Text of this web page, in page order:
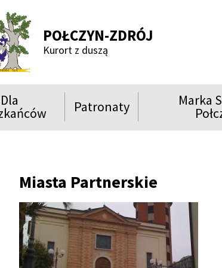
POŁCZYN-ZDRÓJ
Kurort z duszą
Dla
Rozwiń
menu
Patronaty
menu
Marka
Miasta Partnerskie